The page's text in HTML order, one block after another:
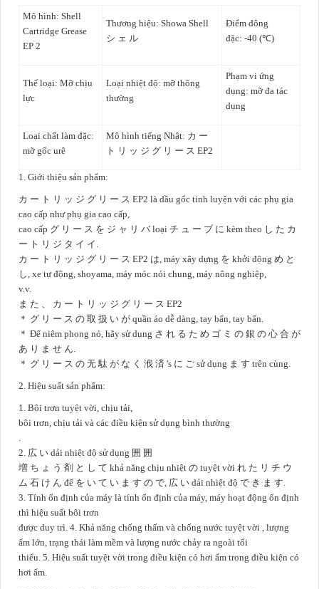
Mô hình: Shell
Cartridge Grease
EP 2
Thương hiệu: Showa Shell
シ ェ ル
Điểm đông
đặc: -40 (℃)
Thể loại: Mỡ chịu
lực
Loại nhiệt độ: mỡ thông
thường
Phạm vi ứng
dụng: mỡ đa tác
dụng
Loại chất làm đặc:
mỡ gốc urê
Mô hình tiếng Nhật: カ ー
ト リ ッ ジ グ リ ー ス EP2
1. Giới thiệu sản phẩm:
カ ー ト リ ッ ジ グ リ ー ス EP2 là dầu gốc tinh luyện với các phụ gia
cao cấp như phụ gia cao cấp,
cao cấp グ リ ー ス を ジ ャ リ バ loại チ ュ ー ブ に kèm theo し た カ
ー ト リ ジ タ イ イ.
カ ー ト リ ッ ジ グ リ ー ス EP2 は, máy xây dựng を khởi động め と
し, xe tự động, shoyama, máy móc nói chung, máy nông nghiệp,
v.v.
ま た 、 カ ー ト リ ッ ジ グ リ ー ス EP2
＊ グ リ ー ス の 取 扱 い が quần áo dễ dàng, tay bẩn, tay bẩn.
＊ Để niêm phong nó, hãy sử dụng さ れ る た め ゴ ミ の 銀 の 心 合 が
あ り ま せ ん.
＊ グ リ ー ス の 无 駄 が な く 浌 済 's に ご sử dụng ま す trên cùng.
2. Hiệu suất sản phẩm:
1. Bôi trơn tuyệt vời, chịu tải,
bôi trơn, chịu tải và các điều kiện sử dụng bình thường
.
2. 広 い dải nhiệt độ sử dụng 囲 囲
増 ち ょ う 剤 と し て khả năng chịu nhiệt の tuyệt vời れ た リ チ ウ
ム 石 け ん đế を い て い ま す の で, 広 い dải nhiệt độ で き ま す.
3. Tính ổn định của máy là tính ổn định của máy, máy hoạt động ổn định
thì hiệu suất bôi trơn
được duy trì. 4. Khả năng chống thấm và chống nước tuyệt vời , lượng
ẩm lớn, trạng thái làm mềm và lượng nước chảy ra ngoài tối
thiểu. 5. Hiệu suất tuyệt vời trong điều kiện có hơi ẩm trong điều kiện có
hơi ẩm.